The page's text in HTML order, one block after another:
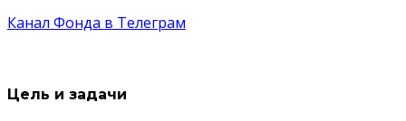
Канал Фонда в Телеграм
Цель и задачи